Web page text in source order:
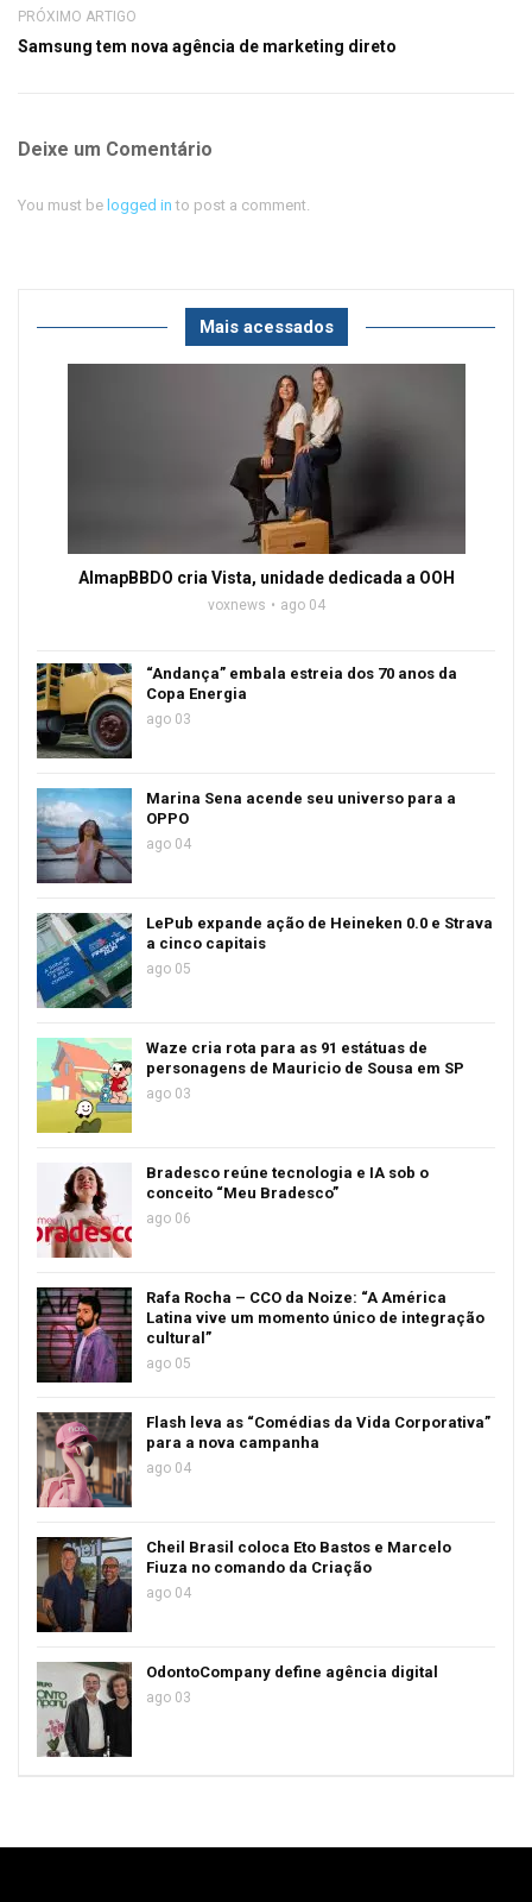
PRÓXIMO ARTIGO
Samsung tem nova agência de marketing direto
Deixe um Comentário
You must be logged in to post a comment.
Mais acessados
AlmapBBDO cria Vista, unidade dedicada a OOH
voxnews ago 04
“Andança” embala estreia dos 70 anos da
Copa Energia
ago 03
Marina Sena acende seu universo para a
OPPO
ago 04
LePub expande ação de Heineken 0.0 e Strava
a cinco capitais
ago 05
Waze cria rota para as 91 estátuas de
personagens de Mauricio de Sousa em SP
ago 03
Bradesco reúne tecnologia e IA sob o
conceito “Meu Bradesco”
ago 06
Rafa Rocha – CCO da Noize: “A América
Latina vive um momento único de integração
cultural”
ago 05
Flash leva as “Comédias da Vida Corporativa”
para a nova campanha
ago 04
Cheil Brasil coloca Eto Bastos e Marcelo
Fiuza no comando da Criação
ago 04
OdontoCompany define agência digital
ago 03